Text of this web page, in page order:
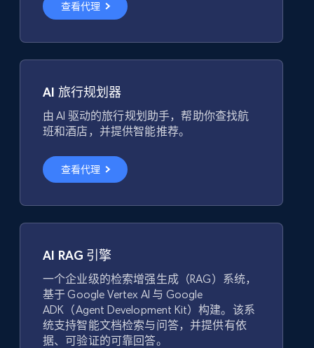
查看代理
AI 旅行规划器
由 AI 驱动的旅行规划助手，帮助你查找航
班和酒店，并提供智能推荐。
查看代理
AI RAG 引擎
一个企业级的检索增强生成（RAG）系统，
基于 Google Vertex AI 与 Google
ADK（Agent Development Kit）构建。该系
统支持智能文档检索与问答，并提供有依
据、可验证的可靠回答。